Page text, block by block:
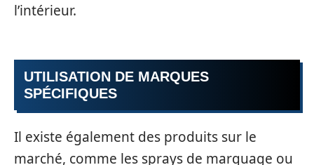
l’intérieur.
UTILISATION DE MARQUES
SPÉCIFIQUES
Il existe également des produits sur le
marché, comme les sprays de marquage ou